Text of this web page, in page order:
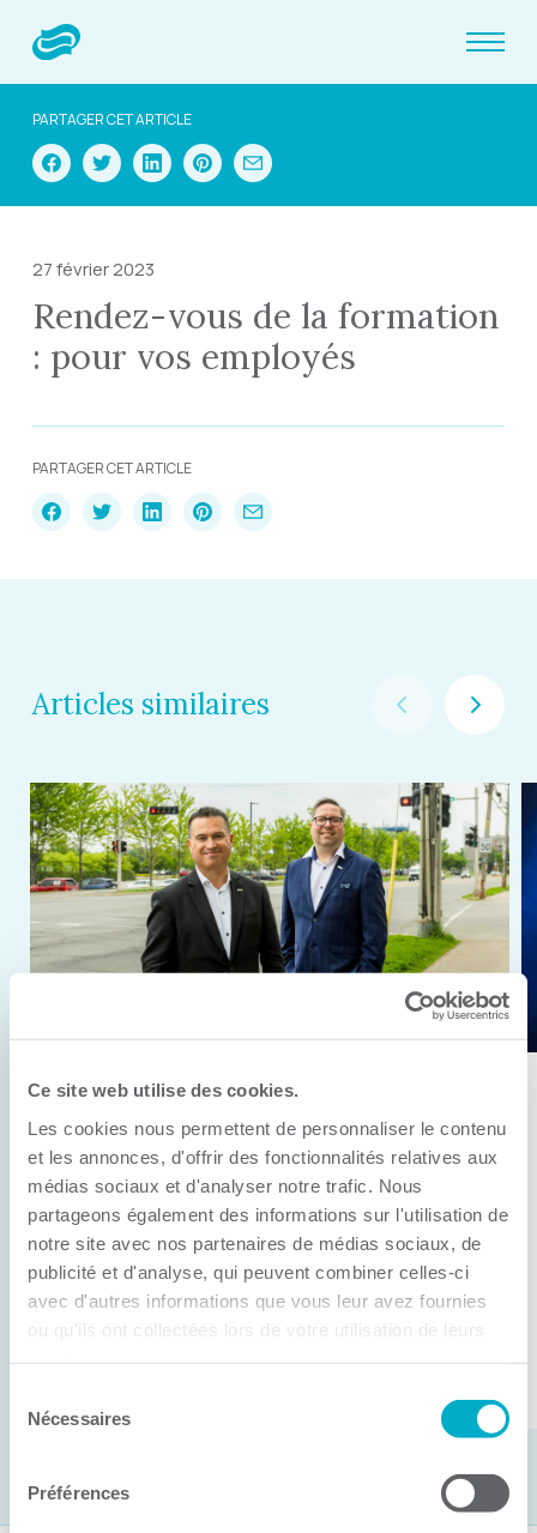
Ce site web utilise des cookies.
Les cookies nous permettent de personnaliser le contenu
et les annonces, d'offrir des fonctionnalités relatives aux
médias sociaux et d'analyser notre trafic. Nous
partageons également des informations sur l'utilisation de
notre site avec nos partenaires de médias sociaux, de
publicité et d'analyse, qui peuvent combiner celles-ci
avec d'autres informations que vous leur avez fournies
ou qu'ils ont collectées lors de votre utilisation de leurs
Nécessaires
Préférences
PARTAGER CET ARTICLE
27 février 2023
Rendez-vous de la formation
: pour vos employés
PARTAGER CET ARTICLE
Articles similaires
11 juin 2026
Anick Métivier devient le nouveau
président de la CCI3R
C’est lors de son assemblée générale annuelle
tenue hier que la Chambre de commerce et
d’industries de ...
Lire la suite